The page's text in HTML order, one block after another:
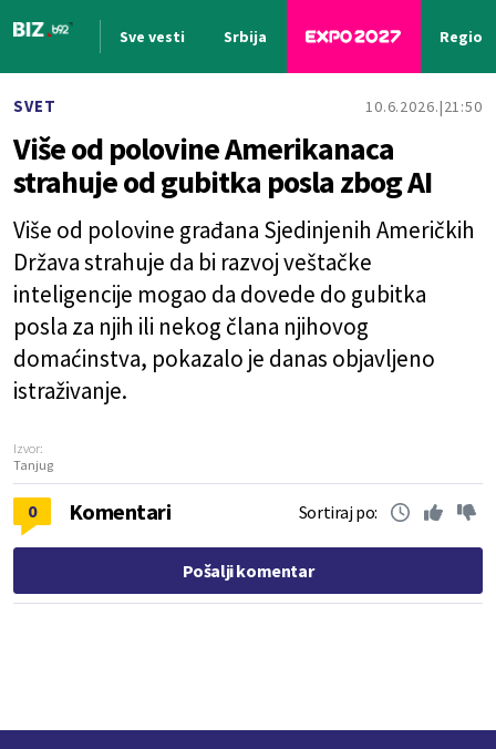
Sve vesti Srbija Region
SVET 10.6.2026. 21:50
Više od polovine Amerikanaca
strahuje od gubitka posla zbog AI
Više od polovine građana Sjedinjenih Američkih
Država strahuje da bi razvoj veštačke
inteligencije mogao da dovede do gubitka
posla za njih ili nekog člana njihovog
domaćinstva, pokazalo je danas objavljeno
istraživanje.
Izvor:
Tanjug
0 Komentari Sortiraj po:
Pošalji komentar